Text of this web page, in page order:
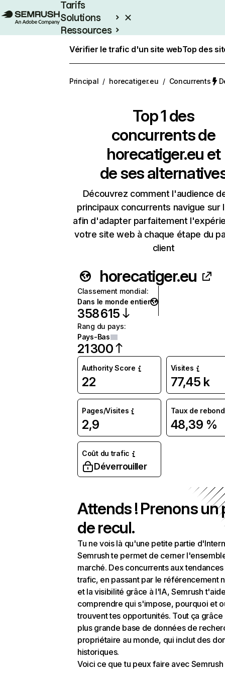
Tarifs
Solutions
Ressources
Vérifier le trafic d'un site webTop des
Principal / horecatiger.eu / Concurrents
Top 1 des
concurrents de
horecatiger.eu et
de ses
Découvrez comment l'audience
principaux concurrents navigue sur
afin d'adapter parfaitement
votre site web à chaque étape du
client
horecatiger.eu
Classement mondial:
Dans le monde entier
358 615
Rang du pays:
Pays-Bas
21 300
Authority Score
22
Visites
77,45 k
Pages/Visites
2,9
Taux de rebond
48,39 %
Coût du trafic
Déverrouiller
Attends ! Prenons un
de recul.
Tu ne vois là qu'une petite partie
Semrush te permet de cerner
marché. Des concurrents aux
trafic, en passant par le référencement
et la visibilité grâce à l'IA, Semrush
comprendre qui s'impose, pourquoi et
trouvent tes opportunités. Tout ça grâce
plus grande base de données de
propriétaire au monde, qui inclut des
historiques.
Voici ce que tu peux faire avec Semrush